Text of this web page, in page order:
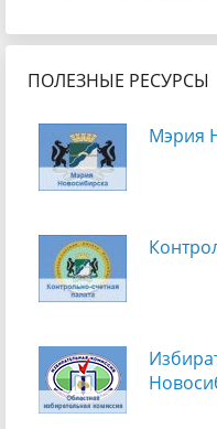
ПОЛЕЗНЫЕ РЕСУРСЫ
Мэрия